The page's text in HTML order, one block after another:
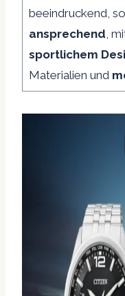
beeindruckend,
ansprechend,
sportlichem
Materialien und